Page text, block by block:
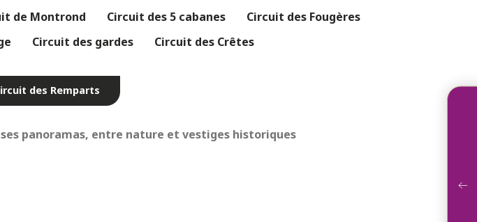
de Montrond Circuit des 5 cabanes
Circuit des Fougères
Circuit des gardes Circuit des Crêtes
des Remparts
panoramas, entre nature et vestiges historiques